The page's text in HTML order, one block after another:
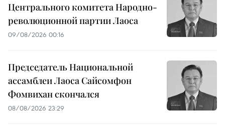
Центрального комитета Народно-
революционной партии Лаоса
09/08/2026 00:16
Председатель Национальной
ассамблеи Лаоса Сайсомфон
Фомвихан скончался
08/08/2026 23:29